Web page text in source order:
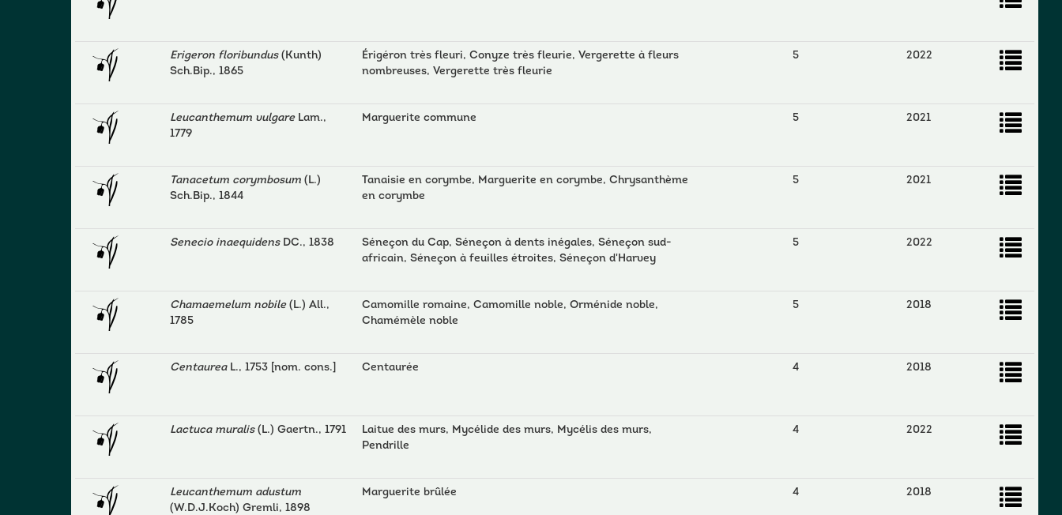
Erigeron floribundus(Kunth)
Sch.Bip., 1865
Érigéron très fleuri, Conyze très fleurie, Vergerette à fleurs
nombreuses, Vergerette très fleurie
5 2022
Leucanthemum vulgareLam.,
1779
Marguerite commune 5 2021
Tanacetum corymbosum (L.)
Sch.Bip., 1844
Tanaisie en corymbe, Marguerite en corymbe, Chrysanthème
en corymbe
5 2021
Senecio inaequidensDC., 1838
Séneçon du Cap, Séneçon à dents inégales, Séneçon sud-
africain, Séneçon à feuilles étroites, Séneçon d'Harvey
5 2022
Chamaemelum nobile(L.) All.,
1785
Camomille romaine, Camomille noble, Orménide noble,
Chamémèle noble
5 2018
CentaureaL., 1753 [nom. cons.] Centaurée 4 2018
Lactuca muralis(L.) Gaertn., 1791
Laitue des murs, Mycélide des murs, Mycélis des murs,
Pendrille
4 2022
Leucanthemum adustum
(W.D.J.Koch) Gremli, 1898
Marguerite brûlée 4 2018